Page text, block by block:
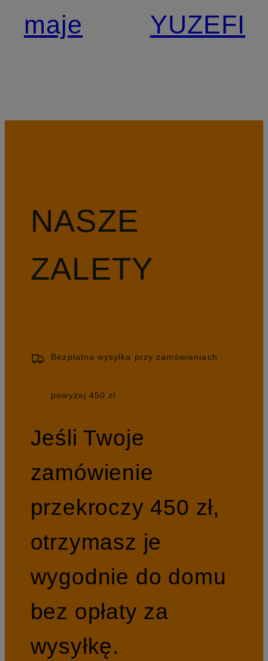
maje
YUZEFI
NASZE
ZALETY
Bezpłatna wysyłka przy zamówieniach
powyżej 450 zł
Jeśli Twoje
zamówienie
przekroczy 450 zł,
otrzymasz je
wygodnie do domu
bez opłaty za
wysyłkę.